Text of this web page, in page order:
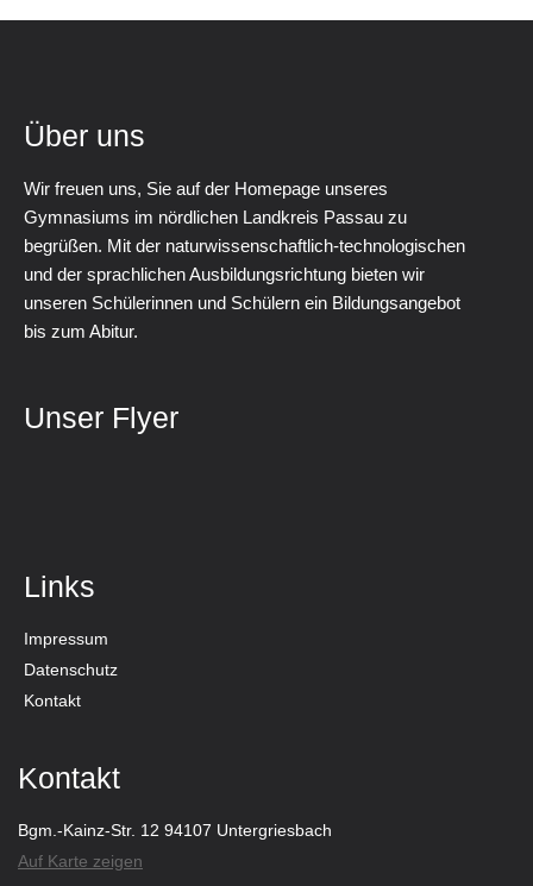
Über uns
Wir freuen uns, Sie auf der Homepage unseres
Gymnasiums im nördlichen Landkreis Passau zu
begrüßen. Mit der naturwissenschaftlich-technologischen
und der sprachlichen Ausbildungsrichtung bieten wir
unseren Schülerinnen und Schülern ein Bildungsangebot
bis zum Abitur.
Unser Flyer
Links
Impressum
Datenschutz
Kontakt
Kontakt
Bgm.-Kainz-Str. 12 94107 Untergriesbach
Auf Karte zeigen